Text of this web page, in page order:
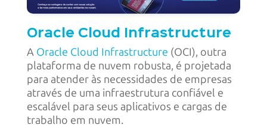
Oracle Cloud Infrastructure
A Oracle Cloud Infrastructure (OCI), outra
plataforma de nuvem robusta, é projetada
para atender às necessidades de empresas
através de uma infraestrutura confiável e
escalável para seus aplicativos e cargas de
trabalho em nuvem.